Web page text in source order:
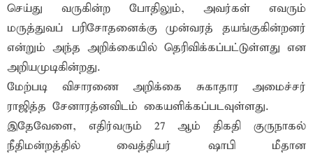
செய்து வருகின்ற போதிலும், அவர்கள் எவரும்
மருத்துவப் பரிசோதனைக்கு முன்வரத் தயங்குகின்றனர்
என்றும் அந்த அறிக்கையில் தெரிவிக்கப்பட்டுள்ளது என
அறியமுடிகின்றது.
மேற்படி விசாரணை அறிக்கை சுகாதார அமைச்சர்
ராஜித்த சேனாரத்னவிடம் கையளிக்கப்படவுள்ளது.
இதேவேளை, எதிர்வரும் 27 ஆம் திகதி குருநாகல்
நீதிமன்றத்தில் வைத்தியர் ஷாபி மீதான